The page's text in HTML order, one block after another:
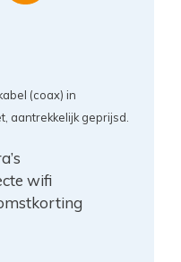
(coax) in
aantrekkelijk geprijsd.
wifi